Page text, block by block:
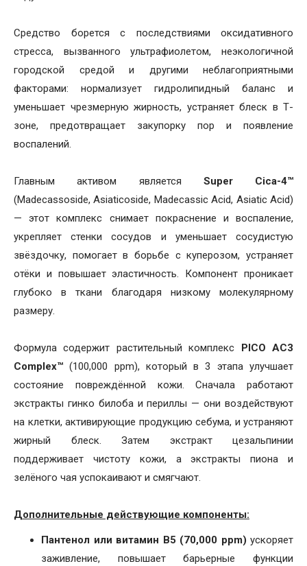
Средство борется с последствиями оксидативного
стресса, вызванного ультрафиолетом, неэкологичной
городской средой и другими неблагоприятными
факторами: нормализует гидролипидный баланс и
уменьшает чрезмерную жирность, устраняет блеск в Т-
зоне, предотвращает закупорку пор и появление
воспалений.
Главным активом является Super Cica-4™
(Madecassoside, Asiaticoside, Madecassic Acid, Asiatic Acid)
— этот комплекс снимает покраснение и воспаление,
укрепляет стенки сосудов и уменьшает сосудистую
звёздочку, помогает в борьбе с куперозом, устраняет
отёки и повышает эластичность. Компонент проникает
глубоко в ткани благодаря низкому молекулярному
размеру.
Формула содержит растительный комплекс PICO AC3
Complex™ (100,000 ppm), который в 3 этапа улучшает
состояние повреждённой кожи. Сначала работают
экстракты гинко билоба и периллы — они воздействуют
на клетки, активирующие продукцию себума, и устраняют
жирный блеск. Затем экстракт цезальпинии
поддерживает чистоту кожи, а экстракты пиона и
зелёного чая успокаивают и смягчают.
Дополнительные действующие компоненты:
Пантенол или витамин B5 (70,000 ppm) ускоряет
заживление, повышает барьерные функции